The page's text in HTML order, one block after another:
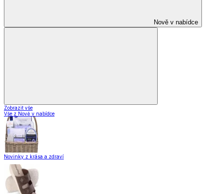
Nově v nabídce
Zobrazit vše
Vše z Nově v nabídce
Novinky z krása a zdraví